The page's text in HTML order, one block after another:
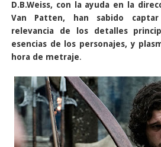
D.B.Weiss, con la ayuda en la
Van Patten, han sabido
relevancia de los detalles
esencias de los personajes, y
hora de metraje.